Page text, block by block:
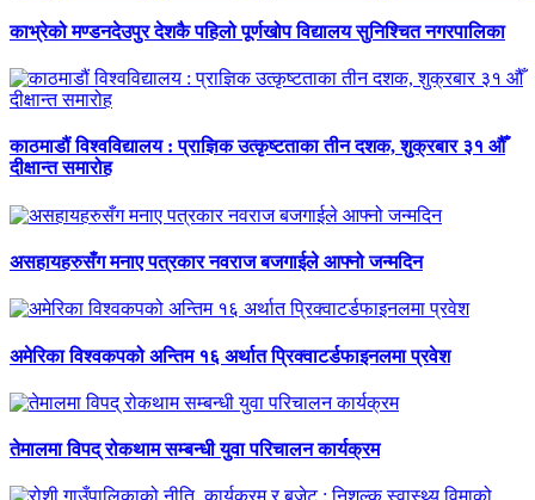
काभ्रेको मण्डनदेउपुर देशकै पहिलो पूर्णखोप विद्यालय सुनिश्चित नगरपालिका
काठमाडौं विश्वविद्यालय : प्राज्ञिक उत्कृष्टताका तीन दशक, शुक्रबार ३१ औँ
दीक्षान्त समारोह
असहायहरुसँग मनाए पत्रकार नवराज बजगाईले आफ्नो जन्मदिन
अमेरिका विश्वकपको अन्तिम १६ अर्थात प्रिक्वाटर्डफाइनलमा प्रवेश
तेमालमा विपद् रोकथाम सम्बन्धी युवा परिचालन कार्यक्रम